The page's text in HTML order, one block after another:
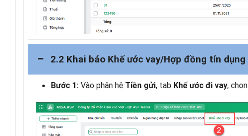
2.2 Khai báo Khế ước vay/Hợp đồng tín dụng
Bước 1: Vào phân hệ Tiền gửi, tab Khế ước đi vay, chọn